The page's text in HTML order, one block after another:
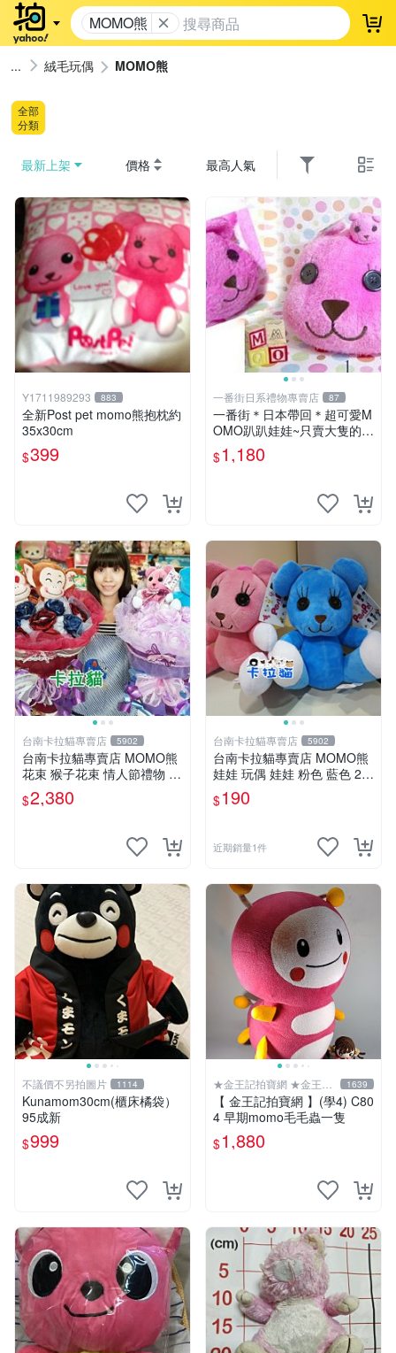
MOMO熊 登
絨毛玩偶 MOMO熊
全部
分類
最新上架 價格 最高人氣
Y1711989293 883
全新Post pet momo熊抱枕約
35x30cm
$399
一番街日系禮物專賣店 87
一番街＊日本帶回＊超可愛M
OMO趴趴娃娃~只賣大隻的1
號~單隻價～生日禮物
$1,180
台南卡拉貓專賣店 5902
台南卡拉貓專賣店 MOMO熊
花束 猴子花束 情人節禮物 二
選一 可繡字 可今天寄明天到
$2,380
台南卡拉貓專賣店 5902
台南卡拉貓專賣店 MOMO熊
娃娃 玩偶 娃娃 粉色 藍色 2色
分售
$190
近期銷量1件
不議價不另拍圖片 1114
Kunamom30cm(櫃床橘袋）
95成新
$999
★金王記拍寶網 ★金王記
拍寶趣
1639
【 金王記拍寶網 】(學4) C80
4 早期momo毛毛蟲一隻
$1,880